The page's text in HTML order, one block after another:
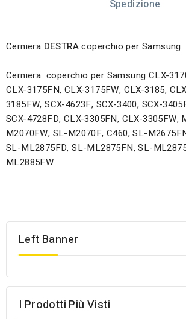
Spedizione
Cerniera DESTRAcoperchio per Samsung:
Cerniera coperchio per Samsung CLX-
CLX-3175FN, CLX-3175FW, CLX-3185,
3185FW, SCX-4623F, SCX-3400, SCX-
SCX-4728FD, CLX-3305FN, CLX-3305FW,
M2070FW, SL-M2070F, C460, SL-
SL-ML2875FD, SL-ML2875FN, SL-
ML2885FW
Left Banner
I Prodotti Più Visti